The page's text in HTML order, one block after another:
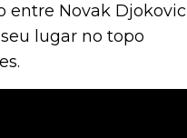
entre Novak Djokovic
lugar no topo